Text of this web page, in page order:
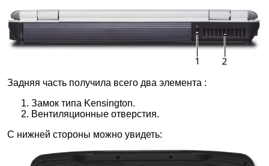
Задняя часть получила всего два элемента :
Замок типа Kensington.
Вентиляционные отверстия.
С нижней стороны можно увидеть: